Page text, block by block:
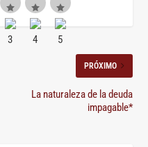
PRÓXIMO
La naturaleza de la deuda
impagable*